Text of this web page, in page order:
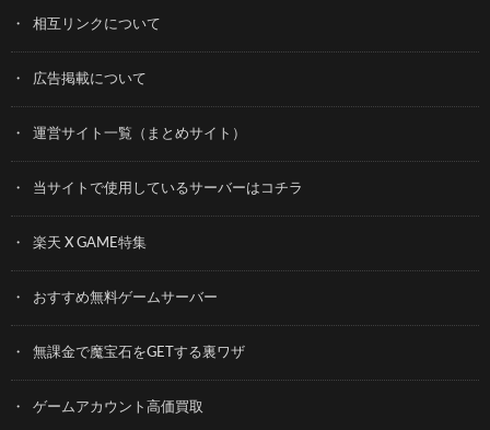
相互リンクについて
広告掲載について
運営サイト一覧（まとめサイト）
当サイトで使用しているサーバーはコチラ
楽天 X GAME特集
おすすめ無料ゲームサーバー
無課金で魔宝石をGETする裏ワザ
ゲームアカウント高価買取